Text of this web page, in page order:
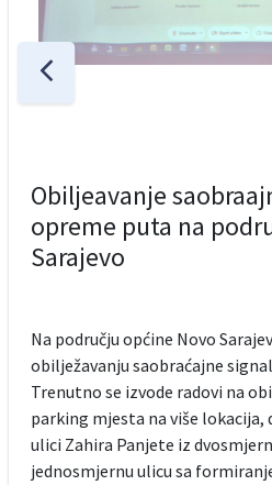
Obiljeavanje
opreme puta na
Sarajevo
Na području općine Novo
obilježavanju saobraćajne
Trenutno se izvode radovi na
parking mjesta na više lokacija,
ulici Zahira Panjete iz
jednosmjernu ulicu sa